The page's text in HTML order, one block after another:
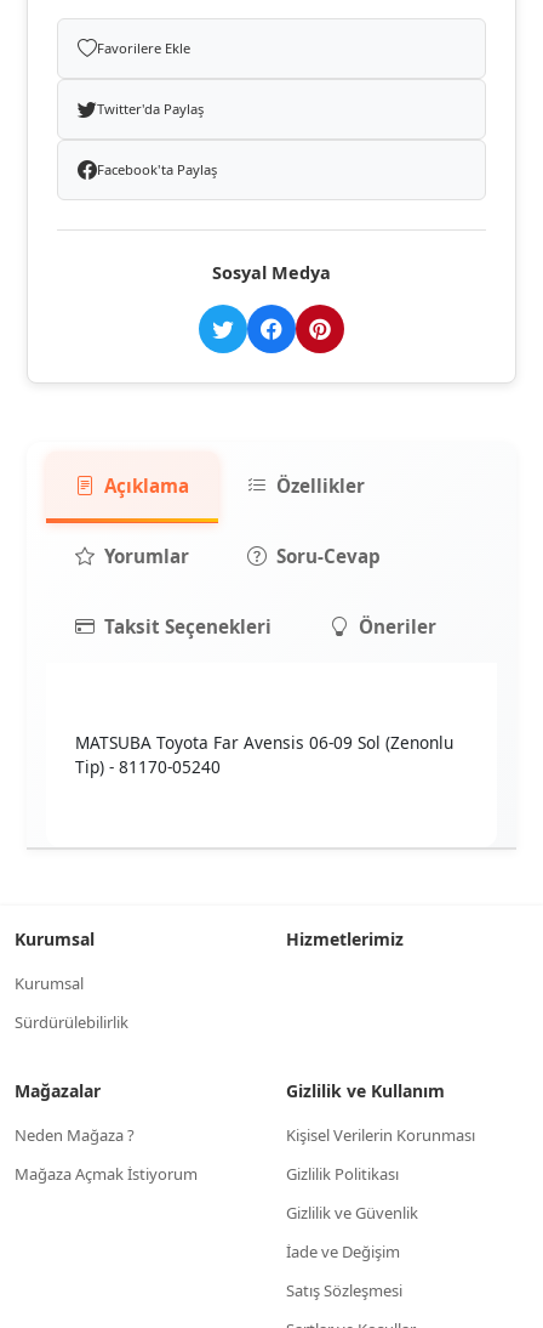
Favorilere Ekle
Twitter'da Paylaş
Facebook'ta Paylaş
Sosyal Medya
Açıklama Özellikler
Yorumlar Soru-Cevap
Taksit Seçenekleri Öneriler
MATSUBA Toyota Far Avensis 06-09 Sol (Zenonlu
Tip) - 81170-05240
Kurumsal
Kurumsal
Sürdürülebilirlik
Hizmetlerimiz
Mağazalar
Neden Mağaza ?
Mağaza Açmak İstiyorum
Gizlilik ve Kullanım
Kişisel Verilerin Korunması
Gizlilik Politikası
Gizlilik ve Güvenlik
İade ve Değişim
Satış Sözleşmesi